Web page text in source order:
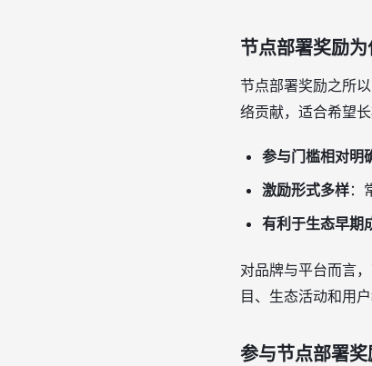
节点部署奖励
节点部署奖励之所
络贡献，适合希望
参与门槛相对明
激励形式多样：
有利于生态早期
对品牌与平台而言
目、生态活动和用
参与节点部署